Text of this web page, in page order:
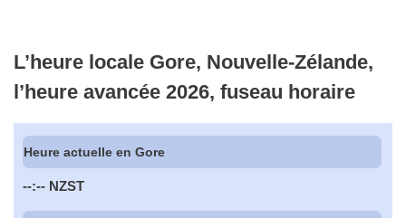
L’heure locale Gore, Nouvelle-Zélande,
l’heure avancée 2026, fuseau horaire
Heure actuelle en Gore
--:-- NZST